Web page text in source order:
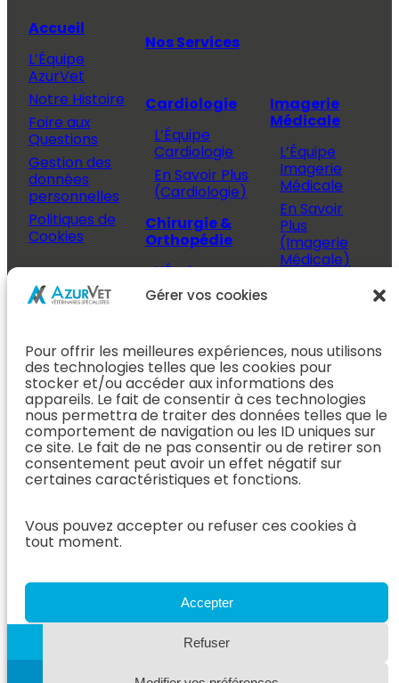
Gérer vos cookies
Pour offrir les meilleures expériences, nous utilisons
des technologies telles que les cookies pour
stocker et/ou accéder aux informations des
appareils. Le fait de consentir à ces technologies
nous permettra de traiter des données telles que le
comportement de navigation ou les ID uniques sur
ce site. Le fait de ne pas consentir ou de retirer son
consentement peut avoir un effet négatif sur
certaines caractéristiques et fonctions.
Vous pouvez accepter ou refuser ces cookies à
tout moment.
Accepter
Refuser
Accueil
L’Équipe
AzurVet
Notre Histoire
Foire aux
Questions
Gestion des
données
personnelles
Politiques de
Cookies
Propriétaire
Prendre
rendez-vous
Après mon
rendez-vous
Espace
Vétérinaire
cas
Nous rejoindre
AzurVet
Nos Services
Cardiologie
L’Équipe
Cardiologie
En Savoir Plus
(Cardiologie)
Chirurgie &
Orthopédie
L’Équipe
Chirurgie &
Orthopédie
(Chirurgie &
Orthopédie)
Dentisterie &
ORL
L’Équipe
Dentisterie &
ORL
(Dentisterie &
ORL)
L’Équipe
Hospitalisation
En Savoir Plus
(Hospitalisation)
Imagerie
Médicale
L’Équipe
Imagerie
Médicale
En Savoir
Plus
(Imagerie
Médicale)
Médecine
Interne
En Savoir
Plus
(Médecine
Interne)
Neurologie
Neurologie
(Neurologie)